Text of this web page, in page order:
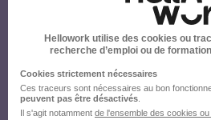
Hellowork utilise des cookies ou
recherche d’emploi ou de
Cookies strictement nécessaires
Ces traceurs sont nécessaires au bon
peuvent pas être désactivés
Il s'agit notamment de l'ensemble des cookies